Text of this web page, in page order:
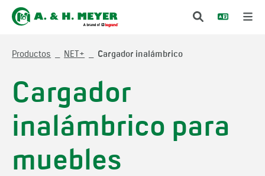
Productos NET+ Cargador inalámbrico
Cargador
inalámbrico para
muebles